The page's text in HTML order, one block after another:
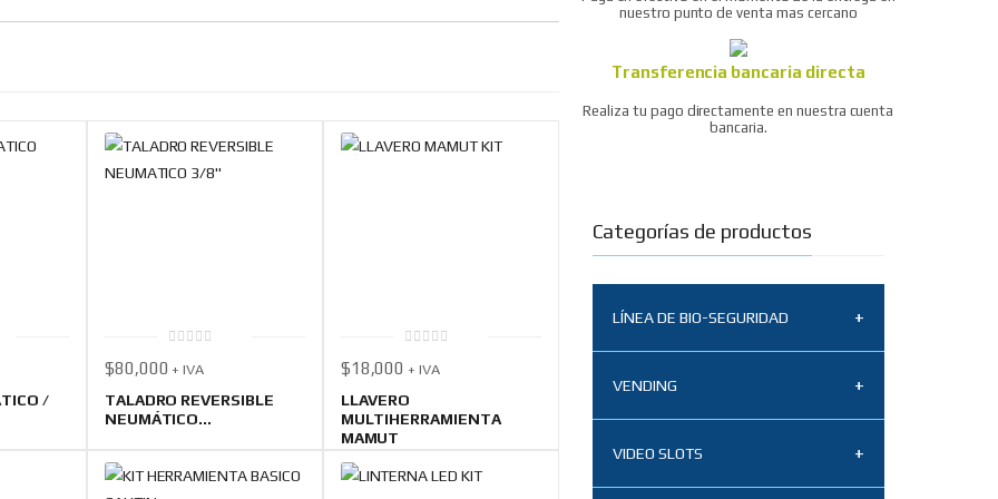
/
out
5
$80,000 + IVA
TALADRO REVERSIBLE
NEUMÁTICO...
out
5
$18,000 + IVA
LLAVERO
MULTIHERRAMIENTA
MAMUT
nuestro punto de venta mas cercano
Transferencia bancaria directa
Realiza tu pago directamente en nuestra cuenta
bancaria.
Categorías de productos
LÍNEA DE BIO-SEGURIDAD
Tapabocas N95
Termómetro infrarrojo
BZ-R6 x 2 unidades
VENDING
Sistemas de aceptación
VIDEO SLOTS